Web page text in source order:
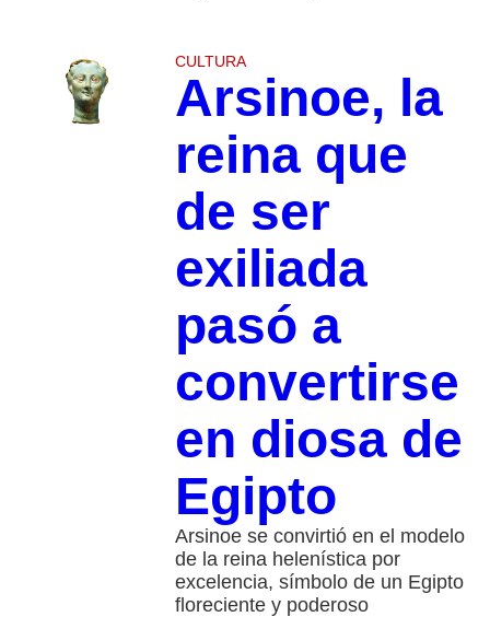
CULTURA
Arsinoe, la
reina que
de ser
exiliada
pasó a
convertirse
en diosa de
Egipto
Arsinoe se convirtió en el modelo
de la reina helenística por
excelencia, símbolo de un Egipto
floreciente y poderoso